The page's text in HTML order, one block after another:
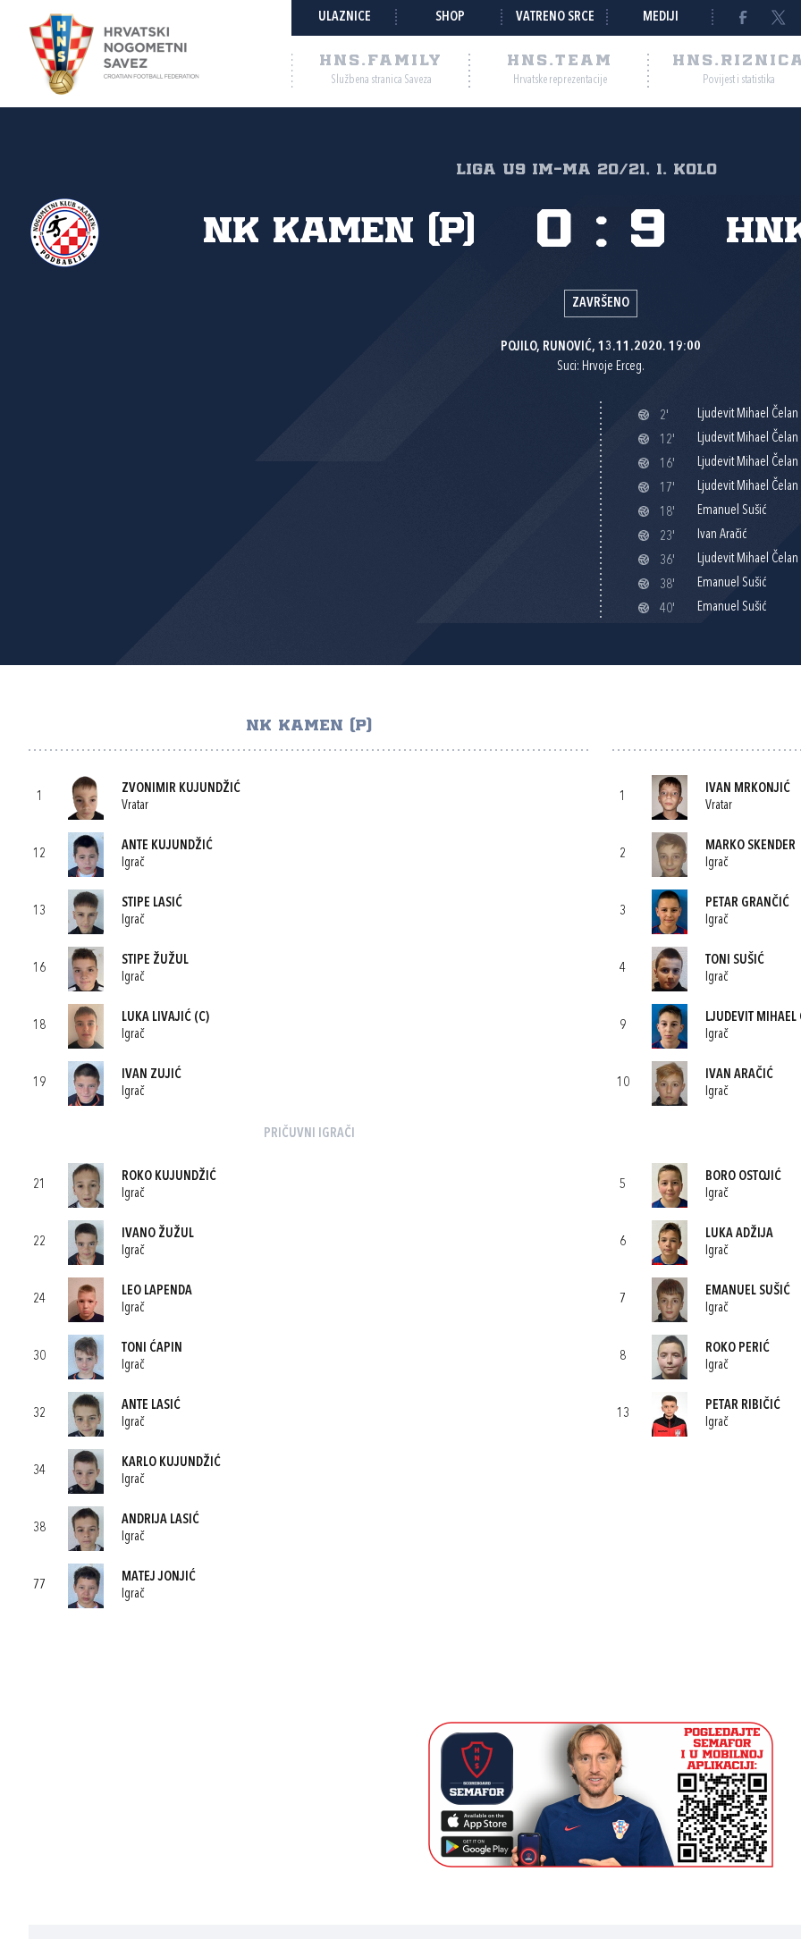
ULAZNICE SHOP VATRENO SRCE MEDIJI
HNS.FAMILY
Službena stranica Saveza
HNS.TEAM
Hrvatske reprezentacije Povijest i statistika
Liga U9 IM-MA 20/21, 1. kolo
NK Kamen (P) 0 : 9
ZAVRŠENO
POJILO, RUNOVIĆ, 13.11.2020. 19:00
Suci: Hrvoje Erceg.
2'
Ljudevit Mihael Čelan
12'
Ljudevit Mihael Čelan
16'
Ljudevit Mihael Čelan
17'
Ljudevit Mihael Čelan
18'
Emanuel Sušić
23'
Ivan Aračić
36'
Ljudevit Mihael Čelan
38'
Emanuel Sušić
40'
Emanuel Sušić
NK KAMEN (P)
1
ZVONIMIR KUJUNDŽIĆ
Vratar
12
ANTE KUJUNDŽIĆ
Igrač
13
STIPE LASIĆ
Igrač
16
STIPE ŽUŽUL
Igrač
18
LUKA LIVAJIĆ (C)
Igrač
19
IVAN ZUJIĆ
Igrač
PRIČUVNI IGRAČI
21
ROKO KUJUNDŽIĆ
Igrač
22
IVANO ŽUŽUL
Igrač
24
LEO LAPENDA
Igrač
30
TONI ĆAPIN
Igrač
32
ANTE LASIĆ
Igrač
34
KARLO KUJUNDŽIĆ
Igrač
38
ANDRIJA LASIĆ
Igrač
77
MATEJ JONJIĆ
Igrač
1
IVAN MRKONJIĆ
Vratar
2
MARKO SKENDER
Igrač
3
PETAR GRANČIĆ
Igrač
4
TONI SUŠIĆ
Igrač
9
LJUDEVIT MIHAEL
Igrač
10
IVAN ARAČIĆ
Igrač
5
BORO OSTOJIĆ
Igrač
6
LUKA ADŽIJA
Igrač
7
EMANUEL SUŠIĆ
Igrač
8
ROKO PERIĆ
Igrač
13
PETAR RIBIČIĆ
Igrač